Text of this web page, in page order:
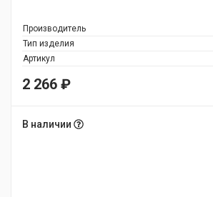
Производитель
Тип изделия
Артикул
2 266 ₽
В наличии